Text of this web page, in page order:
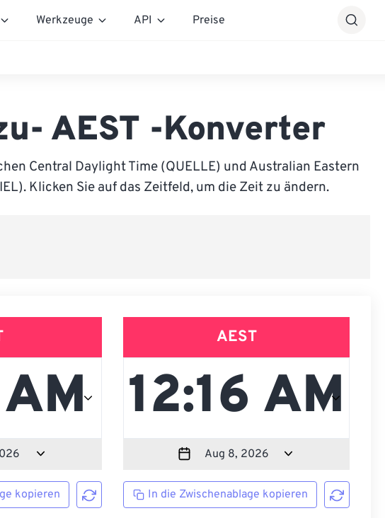
Werkzeuge API Preise
AEST -Konverter
Central Daylight Time (QUELLE) und Australian Eastern
Klicken Sie auf das Zeitfeld, um die Zeit zu ändern.
kopieren
AEST
In die Zwischenablage kopieren